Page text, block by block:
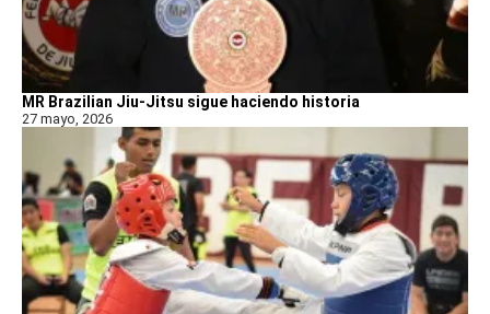
MR Brazilian Jiu-Jitsu sigue haciendo historia
27 mayo, 2026